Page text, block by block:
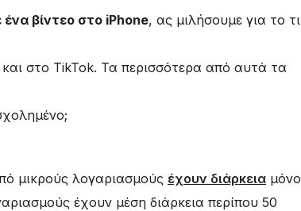
βίντεο στο iPhone, ας μιλήσουμε για το τι
στο TikTok. Τα περισσότερα από αυτά τα
μικρούς λογαριασμούς έχουν διάρκεια μόνο
έχουν μέση διάρκεια περίπου 50